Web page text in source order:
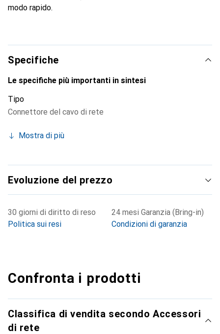
modo rapido.
Specifiche
Le specifiche più importanti in sintesi
Tipo
Connettore del cavo di rete
Mostra di più
Evoluzione del prezzo
30 giorni di diritto di reso
Politica sui resi
24 mesi Garanzia (Bring-in)
Condizioni di garanzia
Confronta i prodotti
Classifica di vendita secondo Accessori
di rete